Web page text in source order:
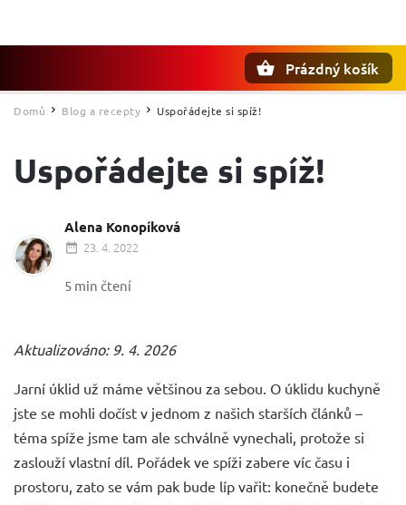
Prázdný košík
Domů / Blog a recepty / Uspořádejte si spíž!
Uspořádejte si spíž!
Alena Konopíková
23. 4. 2022
5 min čtení
Aktualizováno: 9. 4. 2026
Jarní úklid už máme většinou za sebou. O úklidu kuchyně
jste se mohli dočíst v jednom z našich starších článků –
téma spíže jsme tam ale schválně vynechali, protože si
zaslouží vlastní díl. Pořádek ve spíži zabere víc času i
prostoru, zato se vám pak bude líp vařit: konečně budete